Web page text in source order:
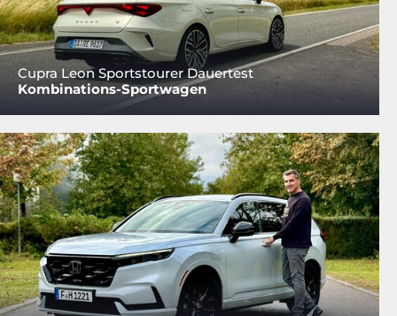
Cupra Leon Sportstourer Dauertest
Kombinations-Sportwagen